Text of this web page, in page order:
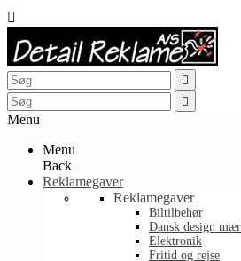



Menu
Menu
Back
Reklamegaver
Reklamegaver
Biltilbehør
Dansk design
Elektronik
Fritid og rejse